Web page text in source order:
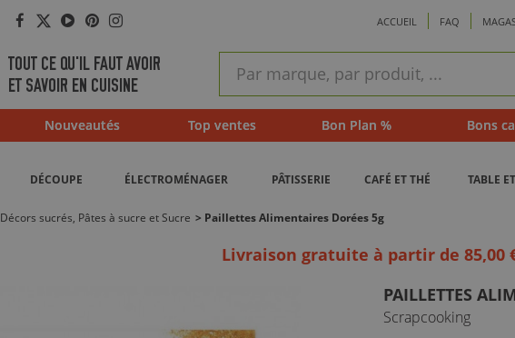
Facebook
Twitter
YouTube
Pinterest
Instagram ACCUEIL FAQ
TOUT CE QU'IL FAUT AVOIR
ET SAVOIR EN CUISINE
rapide
Nouveautés Top ventes Bon Plan % Bons
DÉCOUPE ÉLECTROMÉNAGER PÂTISSERIE CAFÉ ET THÉ TABLE
Décors sucrés, Pâtes à sucre et Sucre > Paillettes Alimentaires Dorées 5g
Livraison gratuite à partir de 85,00
PAILLETTES
Scrapcooking